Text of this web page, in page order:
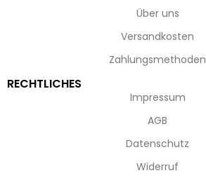
Über uns
Versandkosten
Zahlungsmethoden
RECHTLICHES
Impressum
AGB
Datenschutz
Widerruf